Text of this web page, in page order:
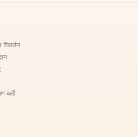
विसर्जन
बली